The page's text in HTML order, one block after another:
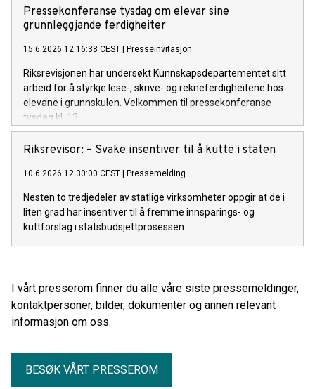
Pressekonferanse tysdag om elevar sine
grunnleggjande ferdigheiter
15.6.2026 12:16:38 CEST Presseinvitasjon
Riksrevisjonen har undersøkt Kunnskapsdepartementet sitt
arbeid for å styrkje lese-, skrive- og rekneferdigheitene hos
elevane i grunnskulen. Velkommen til pressekonferanse
tysdag kl. 13.
Riksrevisor: – Svake insentiver til å kutte i staten
10.6.2026 12:30:00 CEST Pressemelding
Nesten to tredjedeler av statlige virksomheter oppgir at de i
liten grad har insentiver til å fremme innsparings- og
kuttforslag i statsbudsjettprosessen.
I vårt presserom finner du alle våre siste pressemeldinger,
kontaktpersoner, bilder, dokumenter og annen relevant
informasjon om oss.
BESØK VÅRT PRESSEROM